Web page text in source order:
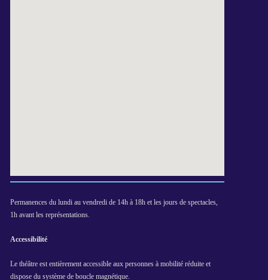
Permanences du lundi au vendredi de 14h à 18h et les jours de spectacles,
1h avant les représentations.
Accessibilité
Le théâtre est entièrement accessible aux personnes à mobilité réduite et
dispose du système de boucle magnétique.